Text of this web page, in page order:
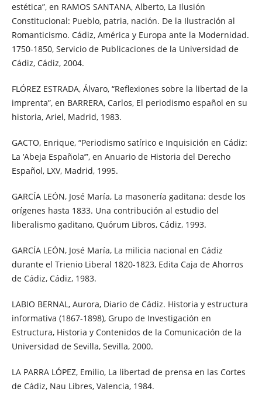
estética”, en RAMOS SANTANA, Alberto, La Ilusión
Constitucional: Pueblo, patria, nación. De la Ilustración al
Romanticismo. Cádiz, América y Europa ante la Modernidad.
1750-1850, Servicio de Publicaciones de la Universidad de
Cádiz, Cádiz, 2004.
FLÓREZ ESTRADA, Álvaro, “Reflexiones sobre la libertad de la
imprenta”, en BARRERA, Carlos, El periodismo español en su
historia, Ariel, Madrid, 1983.
GACTO, Enrique, “Periodismo satírico e Inquisición en Cádiz:
La ‘Abeja Española’”, en Anuario de Historia del Derecho
Español, LXV, Madrid, 1995.
GARCÍA LEÓN, José María, La masonería gaditana: desde los
orígenes hasta 1833. Una contribución al estudio del
liberalismo gaditano, Quórum Libros, Cádiz, 1993.
GARCÍA LEÓN, José María, La milicia nacional en Cádiz
durante el Trienio Liberal 1820-1823, Edita Caja de Ahorros
de Cádiz, Cádiz, 1983.
LABIO BERNAL, Aurora, Diario de Cádiz. Historia y estructura
informativa (1867-1898), Grupo de Investigación en
Estructura, Historia y Contenidos de la Comunicación de la
Universidad de Sevilla, Sevilla, 2000.
LA PARRA LÓPEZ, Emilio, La libertad de prensa en las Cortes
de Cádiz, Nau Libres, Valencia, 1984.